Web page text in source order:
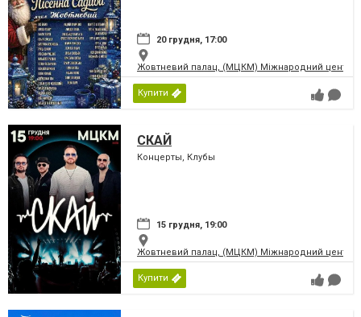
20 грудня, 17:00
Жовтневий палац, (МЦКМ) Міжнародний центр
Купити
СКАЙ
Концерты, Клубы
15 грудня, 19:00
Жовтневий палац, (МЦКМ) Міжнародний центр
Купити